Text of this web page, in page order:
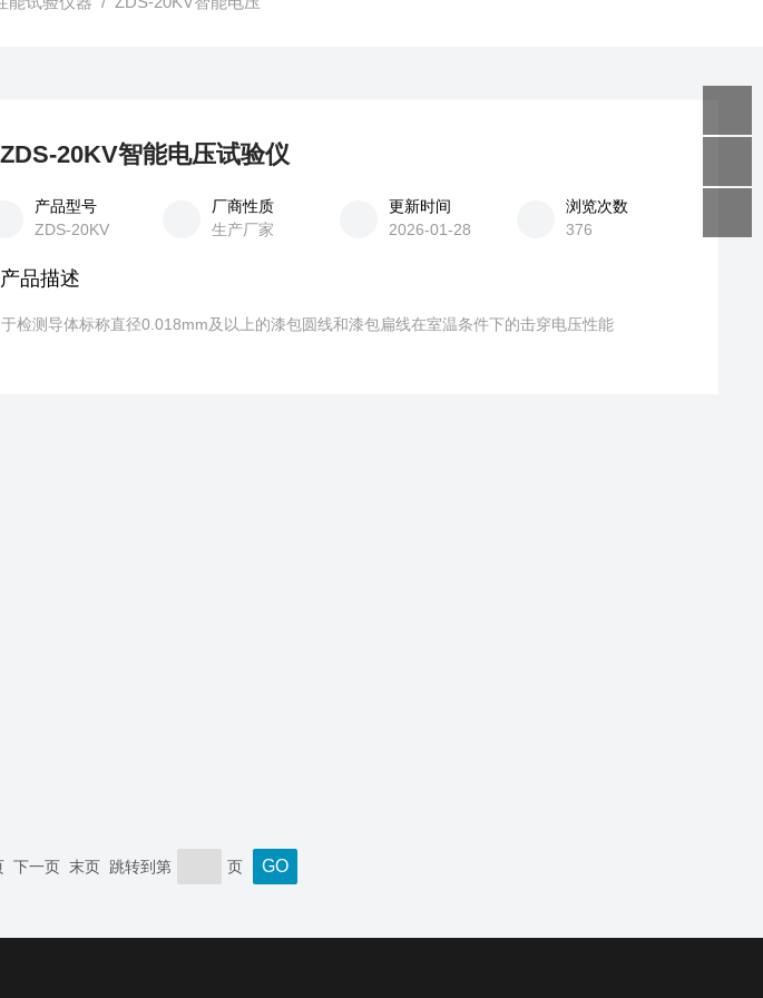
ZDS-20KV智能电压试验仪
产品型号
ZDS-20KV
厂商性质
生产厂家
更新时间
2026-01-28
浏览次数
376
产品描述
于检测导体标称直径0.018mm及以上的漆包圆线和漆包扁线在室温条件下的击穿电压性能
下一页 末页 跳转到第 页